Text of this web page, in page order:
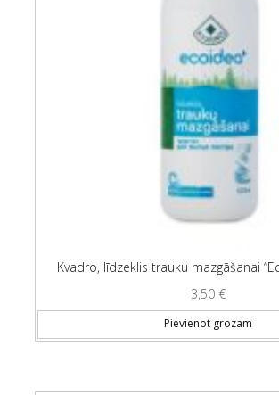
Kvadro, līdzeklis trauku mazgāšanai
3,50 €
Pievienot grozam